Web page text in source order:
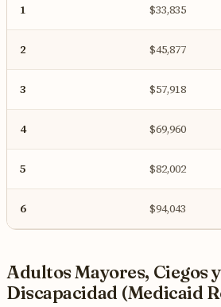
1 $33,835
2 $45,877
3 $57,918
4 $69,960
5 $82,002
6 $94,043
Adultos Mayores, Ciegos
Discapacidad (Medicaid